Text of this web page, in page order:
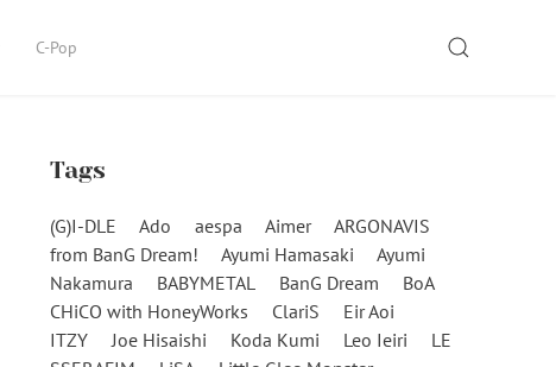
C-Pop SEARCH
Tags
(G)I-DLE Ado aespa Aimer
ARGONAVIS
from BanG Dream!
Ayumi Hamasaki
Ayumi
Nakamura
BABYMETAL BanG Dream
BoA
CHiCO with HoneyWorks
ClariS
Eir Aoi
ITZY
Joe Hisaishi Koda Kumi Leo Ieiri
LE